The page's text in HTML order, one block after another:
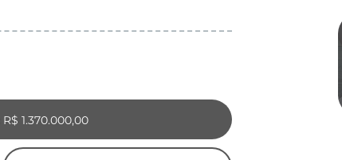
R$ 1.370.000,00